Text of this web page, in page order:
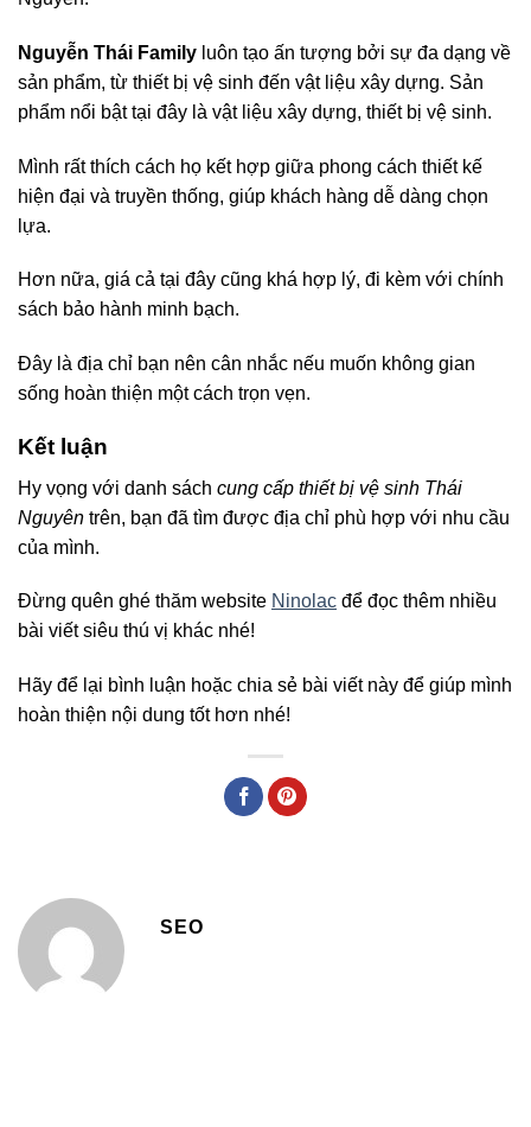
Nguyễn Thái Family luôn tạo ấn tượng bởi sự đa dạng về
sản phẩm, từ thiết bị vệ sinh đến vật liệu xây dựng. Sản
phẩm nổi bật tại đây là vật liệu xây dựng, thiết bị vệ sinh.
Mình rất thích cách họ kết hợp giữa phong cách thiết kế
hiện đại và truyền thống, giúp khách hàng dễ dàng chọn
lựa.
Hơn nữa, giá cả tại đây cũng khá hợp lý, đi kèm với chính
sách bảo hành minh bạch.
Đây là địa chỉ bạn nên cân nhắc nếu muốn không gian
sống hoàn thiện một cách trọn vẹn.
Kết luận
Hy vọng với danh sách cung cấp thiết bị vệ sinh Thái
Nguyên trên, bạn đã tìm được địa chỉ phù hợp với nhu cầu
của mình.
Đừng quên ghé thăm website Ninolac để đọc thêm nhiều
bài viết siêu thú vị khác nhé!
Hãy để lại bình luận hoặc chia sẻ bài viết này để giúp mình
hoàn thiện nội dung tốt hơn nhé!
SEO